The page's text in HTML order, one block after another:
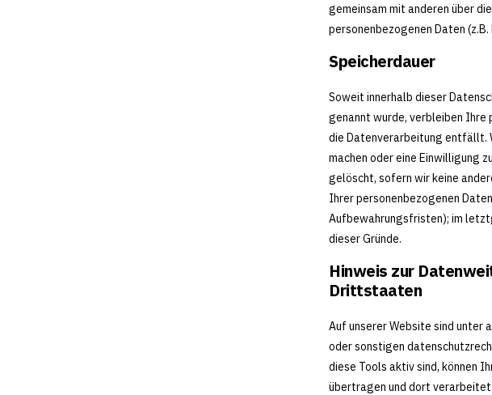
gemeinsam mit anderen über
personenbezogenen Daten
Speicherdauer
Soweit innerhalb dieser
genannt wurde, verbleiben Ihre
die Datenverarbeitung entfällt.
machen oder eine Einwilligung
gelöscht, sofern wir keine
Ihrer personenbezogenen
Aufbewahrungsfristen); im
dieser Gründe.
Hinweis zur
Drittstaaten
Auf unserer Website sind unter
oder sonstigen
diese Tools aktiv sind, können
übertragen und dort verarbeitet